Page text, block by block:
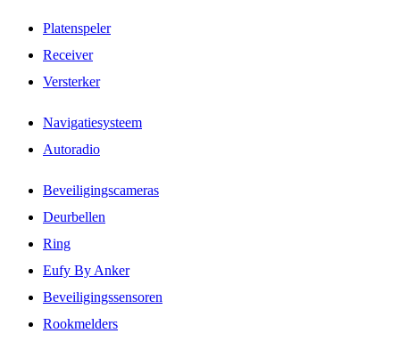
Platenspeler
Receiver
Versterker
Navigatiesysteem
Autoradio
Beveiligingscameras
Deurbellen
Ring
Eufy By Anker
Beveiligingssensoren
Rookmelders